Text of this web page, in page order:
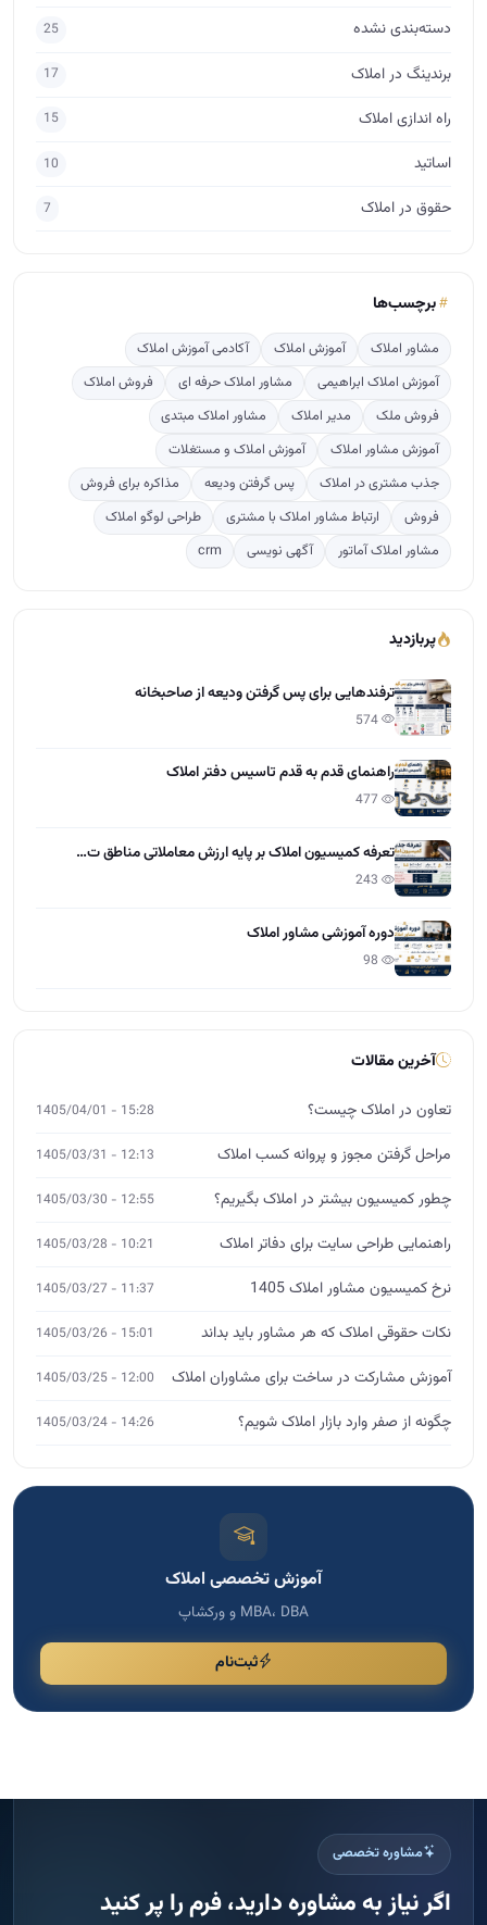
دسته‌بندی نشده 25
برندینگ در املاک 17
راه اندازی املاک 15
اساتید 10
حقوق در املاک 7
برچسب‌ها
مشاور املاک آموزش املاک
آکادمی آموزش املاک
آموزش املاک ابراهیمی
مشاور املاک حرفه ای
فروش املاک
فروش ملک
مدیر املاک
مشاور املاک مبتدی
آموزش مشاور املاک
آموزش املاک و مستغلات
جذب مشتری در املاک
پس گرفتن ودیعه
مذاکره برای فروش
فروش
ارتباط مشاور املاک با مشتری
طراحی لوگو املاک
مشاور املاک آماتور
آگهی نویسی crm
پربازدید
ترفندهایی برای پس گرفتن ودیعه از صاحبخانه
راهنمای قدم به قدم تاسیس دفتر املاک
تعرفه کمیسیون املاک بر پایه ارزش معاملاتی مناطق ت…
دوره آموزشی مشاور املاک
آخرین مقالات
تعاون در املاک چیست؟ 15:28 - 1405/04/01
مراحل گرفتن مجوز و پروانه کسب املاک 12:13 - 1405/03/31
چطور کمیسیون بیشتر در املاک بگیریم؟ 12:55 - 1405/03/30
راهنمایی طراحی سایت برای دفاتر املاک 10:21 - 1405/03/28
نرخ کمیسیون مشاور املاک 1405 11:37 - 1405/03/27
نکات حقوقی املاک که هر مشاور باید بداند 15:01 - 1405/03/26
آموزش مشارکت در ساخت برای مشاوران املاک 12:00 - 1405/03/25
چگونه از صفر وارد بازار املاک شویم؟ 14:26 - 1405/03/24
آموزش تخصصی املاک
MBA، DBA و ورکشاپ
ثبت‌نام
مشاوره تخصصی
اگر نیاز به مشاوره دارید، فرم را پر کنید